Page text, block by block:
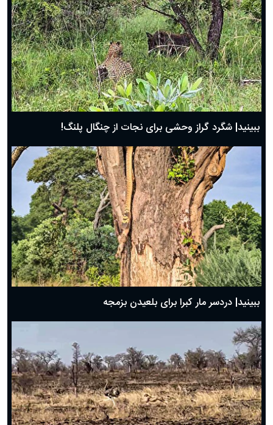
ببینید| شگرد گراز وحشی برای نجات از چنگال پلنگ!
ببینید| دردسر مار کبرا برای بلعیدن بزمجه